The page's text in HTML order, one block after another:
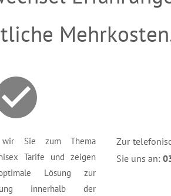
wir Sie zum Thema
Tarife und zeigen
Lösung zur
innerhalb der
Zur
Sie uns an: